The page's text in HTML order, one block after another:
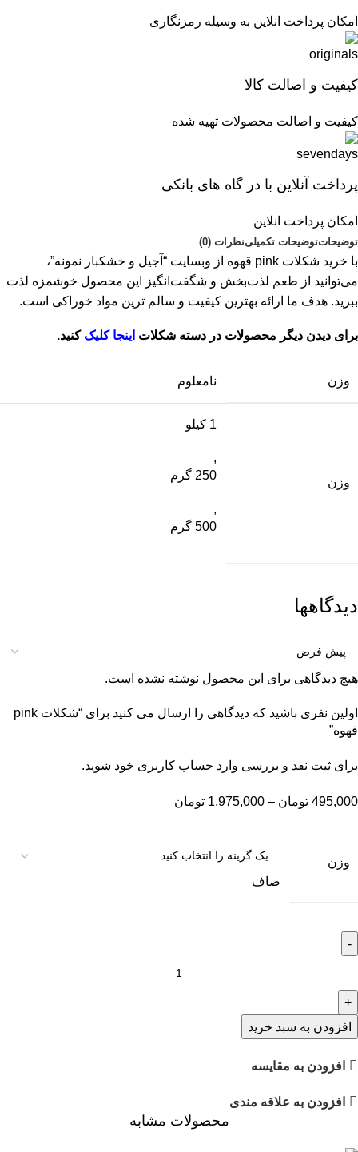
امکان پرداخت انلاین به وسیله رمزنگاری
کیفیت و اصالت کالا
کیفیت و اصالت محصولات تهیه شده
پرداخت آنلاین با در گاه های بانکی
امکان پرداخت انلاین
توضیحاتتوضیحات تکمیلینظرات (0)
با خرید شکلات pink قهوه از وبسایت “آجیل و خشکبار نمونه”،
می‌توانید از طعم لذت‌بخش و شگفت‌انگیز این محصول خوشمزه لذت
ببرید. هدف ما ارائه بهترین کیفیت و سالم ترین مواد خوراکی است.
برای دیدن دیگر محصولات در دسته شکلات اینجا کلیک کنید.
وزن نامعلوم
وزن
1 کیلو
,
250 گرم
,
500 گرم
دیدگاهها
هیچ دیدگاهی برای این محصول نوشته نشده است.
اولین نفری باشید که دیدگاهی را ارسال می کنید برای “شکلات pink
قهوه”
برای ثبت نقد و بررسی وارد حساب کاربری خود شوید.
495,000 تومان –
1,975,000 تومان
وزن
صاف
افزودن به سبد خرید
افزودن به مقایسه
افزودن به علاقه مندی
محصولات مشابه